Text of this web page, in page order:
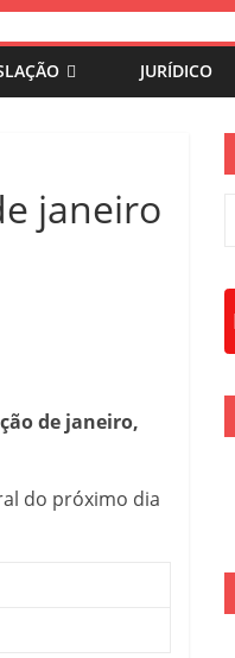
JURÍDICO
janeiro
de janeiro,
do próximo dia